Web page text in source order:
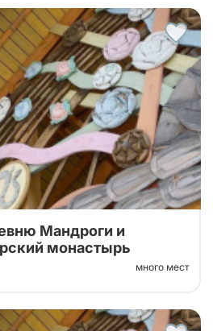
Свирский монастырь на
и туристическую
экскурсией по территории
Мандроги и
монастырь
много мест